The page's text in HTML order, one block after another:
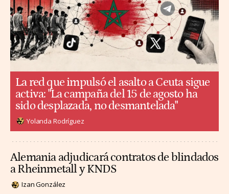
La red que impulsó el asalto a Ceuta sigue
activa: "La campaña del 15 de agosto ha
sido desplazada, no desmantelada"
Yolanda Rodríguez
Alemania adjudicará contratos de blindados
a Rheinmetall y KNDS
Izan González